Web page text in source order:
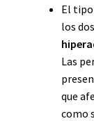
El
los
Las
que
como